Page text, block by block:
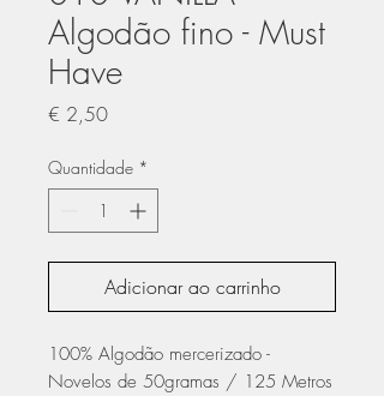
Algodão fino - Must
Have
€ 2,50Preço
Quantidade *
Adicionar ao carrinho
100% Algodão mercerizado -
Novelos de 50gramas / 125 Metros